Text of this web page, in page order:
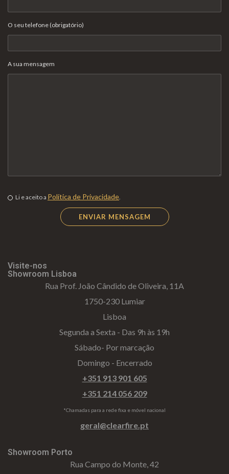
O seu telefone (obrigatório)
A sua mensagem
Li e aceito a Política de Privacidade.
Visite-nos
Showroom Lisboa
Rua Prof. João Cândido de Oliveira, 11A
1750-230 Lumiar
Lisboa
Segunda a Sexta - Das 9h às 19h
Sábado- Por marcação
Domingo - Encerrado
+351 913 901 605
+351 214 056 209
*Chamadas para a rede fixa e móvel nacional
geral@clearfire.pt
Showroom Porto
Rua Campo do Monte, 42